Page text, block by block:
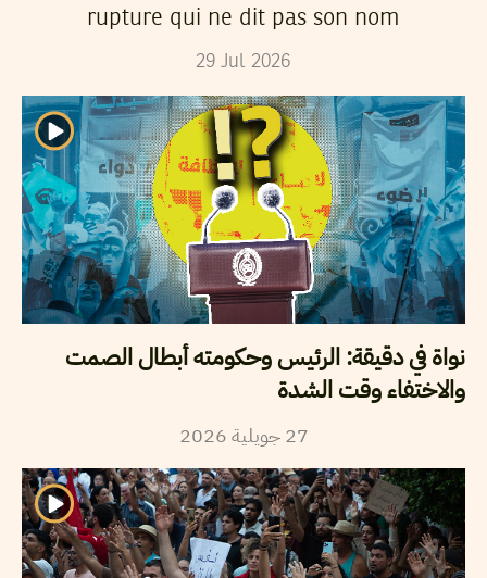
rupture qui ne dit pas son nom
29 Jul 2026
نواة في دقيقة: الرئيس وحكومته أبطال الصمت
والاختفاء وقت الشدة
27 جويلية2026